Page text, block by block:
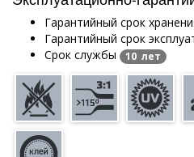
Гарантийный срок
Гарантийный срок
Срок службы 10 лет